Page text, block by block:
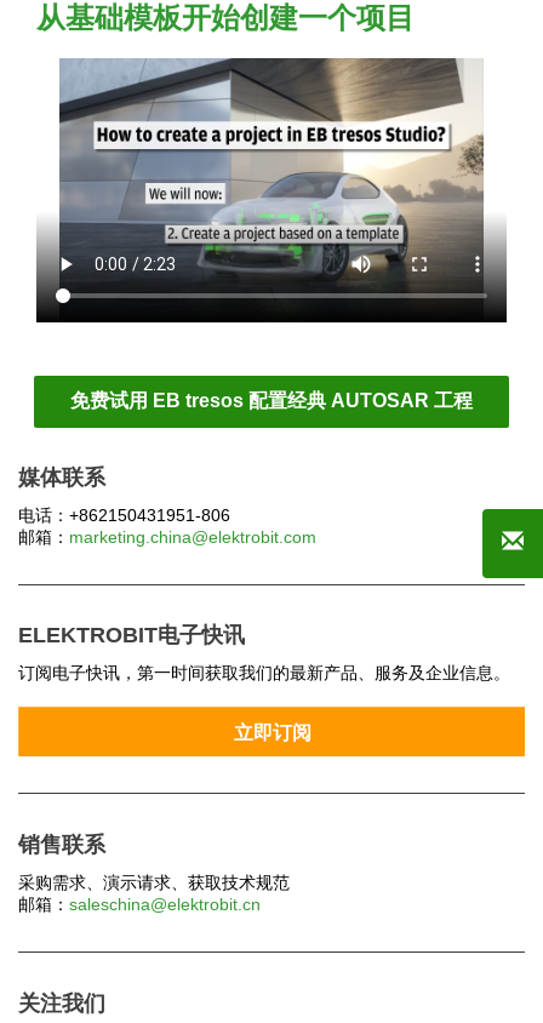
从基础模板开始创建一个项目
免费试用 EB tresos 配置经典 AUTOSAR 工程
媒体联系
电话：+862150431951-806
邮箱： marketing.china@elektrobit.com
ELEKTROBIT电子快讯
订阅电子快讯，第一时间获取我们的最新产品、服务及企业信息。
销售联系
采购需求、演示请求、获取技术规范
邮箱： saleschina@elektrobit.cn
关注我们